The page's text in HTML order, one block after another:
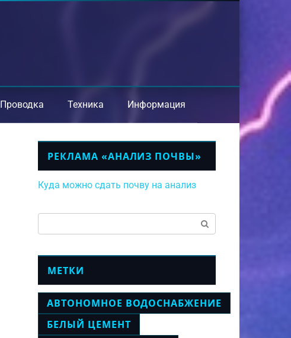
Проводка Техника Информация
РЕКЛАМА «АНАЛИЗ ПОЧВЫ»
Куда можно сдать почву на анализ
МЕТКИ
АВТОНОМНОЕ ВОДОСНАБЖЕНИЕ
БЕЛЫЙ ЦЕМЕНТ